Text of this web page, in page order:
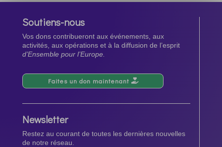
Soutiens-nous
Vos dons contribueront aux événements, aux
activités, aux opérations et à la diffusion de l’esprit
d’Ensemble pour l’Europe.
Faites un don maintenant
Newsletter
Restez au courant de toutes les dernières nouvelles
de notre réseau.